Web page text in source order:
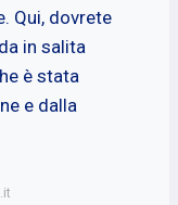
Qui, dovrete
in salita
è stata
e dalla